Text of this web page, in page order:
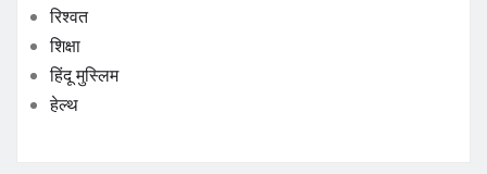
रिश्वत
शिक्षा
हिंदू मुस्लिम
हेल्थ